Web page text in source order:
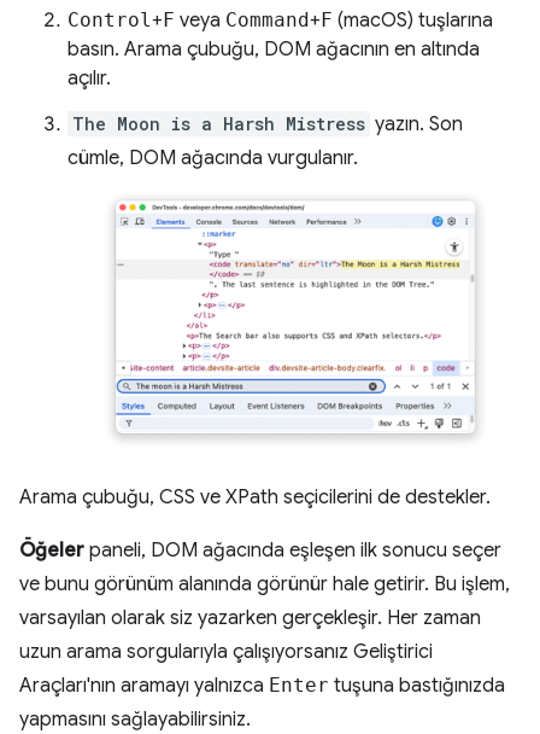
Control+ F veya Command+ F (macOS) tuşlarına
basın. Arama çubuğu, DOM ağacının en altında
açılır.
The Moon is a Harsh Mistress yazın. Son
cümle, DOM ağacında vurgulanır.
Arama çubuğu, CSS ve XPath seçicilerini de destekler.
Öğeler paneli, DOM ağacında eşleşen ilk sonucu seçer
ve bunu görünüm alanında görünür hale getirir. Bu işlem,
varsayılan olarak siz yazarken gerçekleşir. Her zaman
uzun arama sorgularıyla çalışıyorsanız Geliştirici
Araçları'nın aramayı yalnızca Enter tuşuna bastığınızda
yapmasını sağlayabilirsiniz.